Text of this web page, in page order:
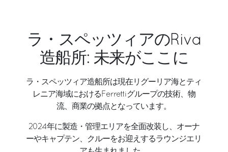
ラ・スペッツィアのRiva
造船所: 未来がここに
ラ・スペッツィア造船所は現在リグーリア海とティ
レニア海域におけるFerrettiグループの技術、物
流、商業の拠点となっています。
2024年に製造・管理エリアを全面改装し、オーナ
ーやキャプテン、クルーをお迎えするラウンジエリ